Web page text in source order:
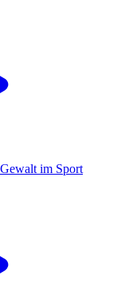
im Sport